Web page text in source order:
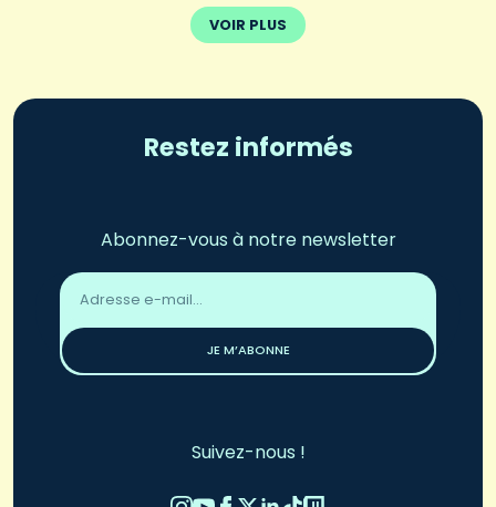
VOIR PLUS
Restez informés
Abonnez-vous à notre newsletter
Adresse
email
JE M’ABONNE
Suivez-nous !